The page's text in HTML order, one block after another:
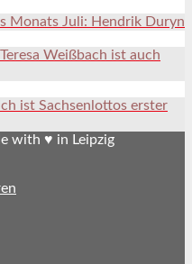
Monats Juli: Hendrik Duryn
Weißbach ist auch
ist Sachsenlottos erster
with ♥ in Leipzig